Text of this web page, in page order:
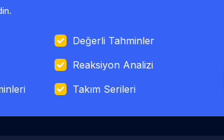
Değerli Tahminler
Reaksiyon Analizi
Takım Serileri